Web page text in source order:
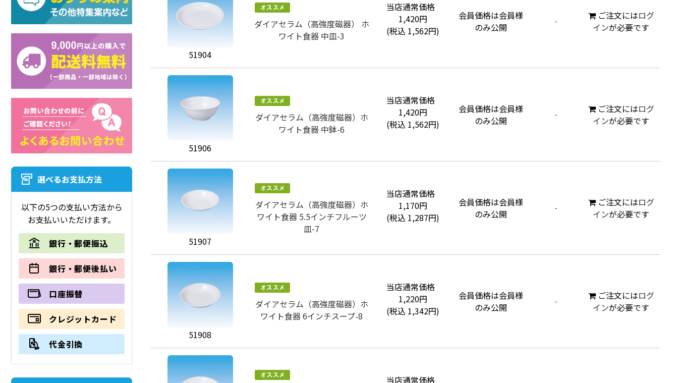
選べるお支払方法
以下の5つの支払い方法から
お支払いいただけます。
銀行・郵便振込
銀行・郵便後払い
口座振替
クレジットカード
代金引換
51904
ダイアセラム（高強度磁器） ホ
ワイト食器 中皿-3
当店通常価格
1,420円
(税込 1,562円)
会員価格は会員様
のみ公開
- ご注文にはログ
インが必要です
51906
ダイアセラム（高強度磁器）ホ
ワイト食器 中鉢-6
当店通常価格
1,420円
(税込 1,562円)
会員価格は会員様
のみ公開
- ご注文にはログ
インが必要です
51907
ダイアセラム（高強度磁器）ホ
ワイト食器 5.5インチフルーツ
皿-7
当店通常価格
1,170円
(税込 1,287円)
会員価格は会員様
のみ公開
- ご注文にはログ
インが必要です
51908
ダイアセラム（高強度磁器）ホ
ワイト食器 6インチスープ-8
当店通常価格
1,220円
(税込 1,342円)
会員価格は会員様
のみ公開
- ご注文にはログ
インが必要です
当店通常価格